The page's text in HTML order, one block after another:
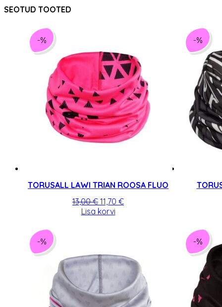
SEOTUD TOOTED
-%
TORUSALL LAWI TRIAN ROOSA FLUO
13,00€ Algne
hind
11,70 €Praegune
Lisa korvi
-%
-% -%